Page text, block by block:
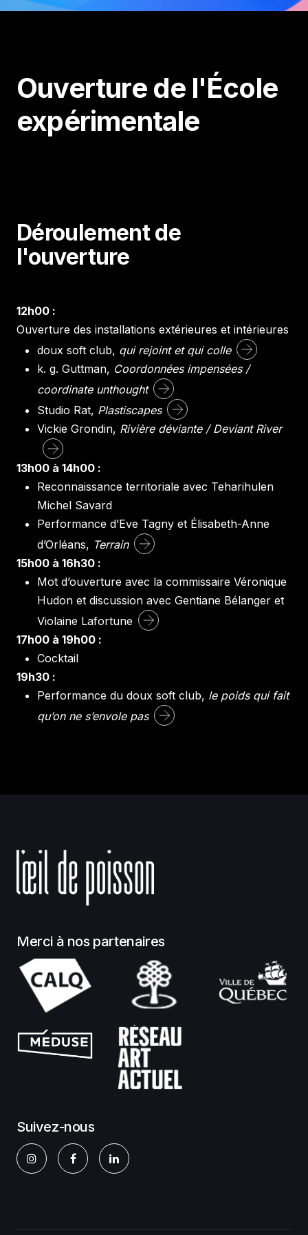
Ouverture de l'École
expérimentale
Déroulement de
l'ouverture
12h00 :
Ouverture des installations extérieures et intérieures
doux soft club, qui rejoint et qui colle
k. g. Guttman, Coordonnées impensées /
coordinate unthought
Studio Rat, Plastiscapes
Vickie Grondin, Rivière déviante / Deviant River
13h00 à 14h00 :
Reconnaissance territoriale avec Teharihulen
Michel Savard
Performance d’Eve Tagny et Élisabeth-Anne
d’Orléans, Terrain
15h00 à 16h30 :
Mot d’ouverture avec la commissaire Véronique
Hudon et discussion avec Gentiane Bélanger et
Violaine Lafortune
17h00 à 19h00 :
Cocktail
19h30 :
Performance du doux soft club, le poids qui fait
qu’on ne s’envole pas
Merci à nos partenaires
Suivez-nous